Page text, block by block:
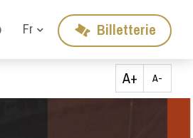
Fr Billetterie
A+ A-